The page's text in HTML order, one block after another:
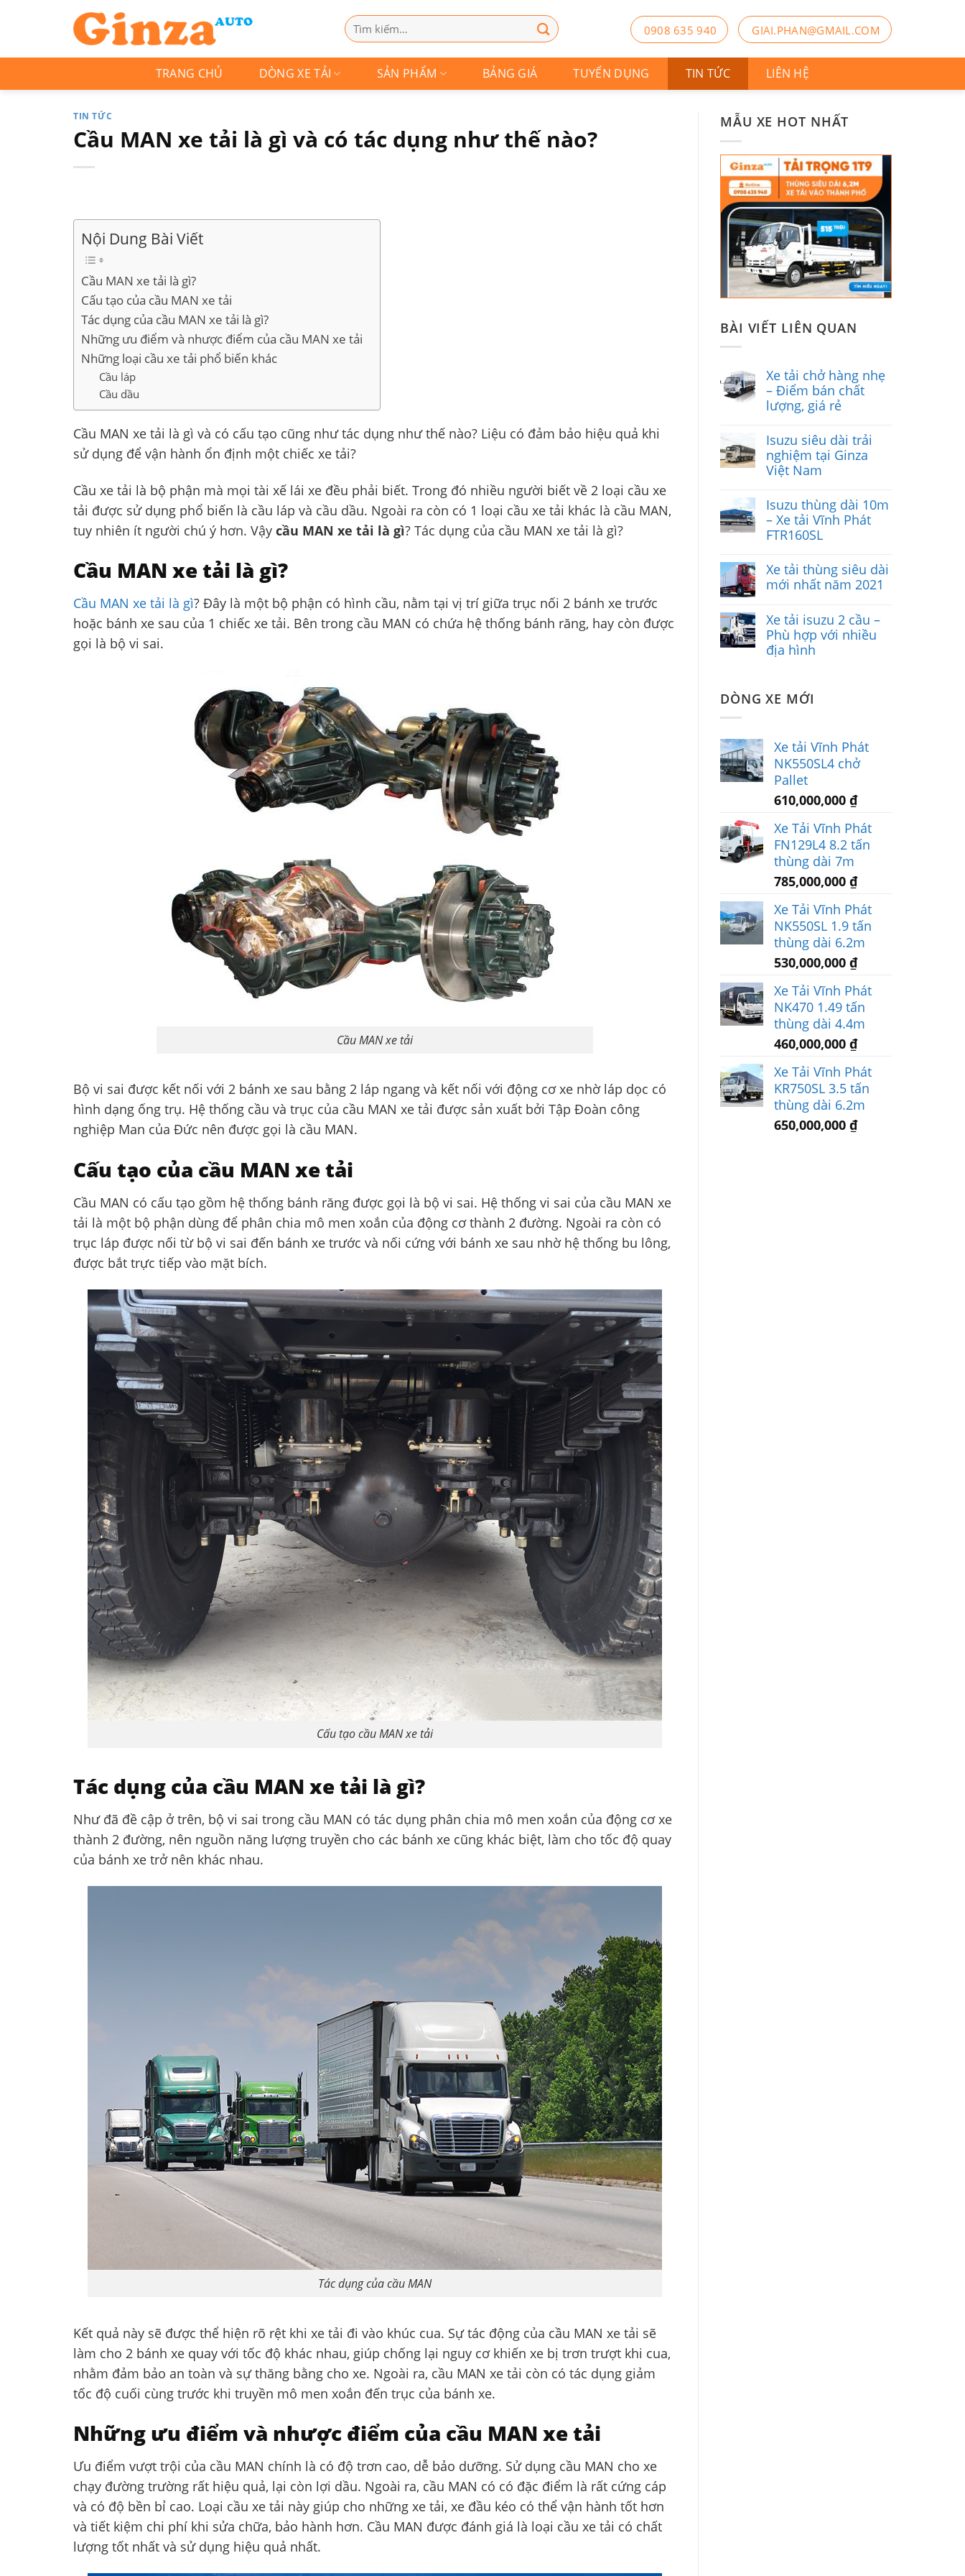
Tìm
kiếm:
0908 635 940 GIAI.PHAN@GMAIL.COM
TRANG CHỦ DÒNG XE TẢI SẢN PHẨM BẢNG GIÁ TUYỂN DỤNG TIN TỨC LIÊN HỆ
TIN TỨC
Cầu MAN xe tải là gì và có tác dụng như thế nào?
Nội Dung Bài Viết
Cầu MAN xe tải là gì?
Cấu tạo của cầu MAN xe tải
Tác dụng của cầu MAN xe tải là gì?
Những ưu điểm và nhược điểm của cầu MAN xe tải
Những loại cầu xe tải phổ biến khác
Cầu láp
Cầu dầu
Cầu MAN xe tải là gì và có cấu tạo cũng như tác dụng như thế nào? Liệu có đảm bảo hiệu quả khi
sử dụng để vận hành ổn định một chiếc xe tải?
Cầu xe tải là bộ phận mà mọi tài xế lái xe đều phải biết. Trong đó nhiều người biết về 2 loại cầu xe
tải được sử dụng phổ biến là cầu láp và cầu dầu. Ngoài ra còn có 1 loại cầu xe tải khác là cầu MAN,
tuy nhiên ít người chú ý hơn. Vậy cầu MAN xe tải là gì? Tác dụng của cầu MAN xe tải là gì?
Cầu MAN xe tải là gì?
Cầu MAN xe tải là gì? Đây là một bộ phận có hình cầu, nằm tại vị trí giữa trục nối 2 bánh xe trước
hoặc bánh xe sau của 1 chiếc xe tải. Bên trong cầu MAN có chứa hệ thống bánh răng, hay còn được
gọi là bộ vi sai.
Cầu MAN xe tải
Bộ vi sai được kết nối với 2 bánh xe sau bằng 2 láp ngang và kết nối với động cơ xe nhờ láp dọc có
hình dạng ống trụ. Hệ thống cầu và trục của cầu MAN xe tải được sản xuất bởi Tập Đoàn công
nghiệp Man của Đức nên được gọi là cầu MAN.
Cấu tạo của cầu MAN xe tải
Cầu MAN có cấu tạo gồm hệ thống bánh răng được gọi là bộ vi sai. Hệ thống vi sai của cầu MAN xe
tải là một bộ phận dùng để phân chia mô men xoắn của động cơ thành 2 đường. Ngoài ra còn có
trục láp được nối từ bộ vi sai đến bánh xe trước và nối cứng với bánh xe sau nhờ hệ thống bu lông,
được bắt trực tiếp vào mặt bích.
Cấu tạo cầu MAN xe tải
Tác dụng của cầu MAN xe tải là gì?
Như đã đề cập ở trên, bộ vi sai trong cầu MAN có tác dụng phân chia mô men xoắn của động cơ xe
thành 2 đường, nên nguồn năng lượng truyền cho các bánh xe cũng khác biệt, làm cho tốc độ quay
của bánh xe trở nên khác nhau.
Tác dụng của cầu MAN
Kết quả này sẽ được thể hiện rõ rệt khi xe tải đi vào khúc cua. Sự tác động của cầu MAN xe tải sẽ
làm cho 2 bánh xe quay với tốc độ khác nhau, giúp chống lại nguy cơ khiến xe bị trơn trượt khi cua,
nhằm đảm bảo an toàn và sự thăng bằng cho xe. Ngoài ra, cầu MAN xe tải còn có tác dụng giảm
tốc độ cuối cùng trước khi truyền mô men xoắn đến trục của bánh xe.
Những ưu điểm và nhược điểm của cầu MAN xe tải
Ưu điểm vượt trội của cầu MAN chính là có độ trơn cao, dễ bảo dưỡng. Sử dụng cầu MAN cho xe
chạy đường trường rất hiệu quả, lại còn lợi dầu. Ngoài ra, cầu MAN có có đặc điểm là rất cứng cáp
và có độ bền bỉ cao. Loại cầu xe tải này giúp cho những xe tải, xe đầu kéo có thể vận hành tốt hơn
và tiết kiệm chi phí khi sửa chữa, bảo hành hơn. Cầu MAN được đánh giá là loại cầu xe tải có chất
lượng tốt nhất và sử dụng hiệu quả nhất.
MẪU XE HOT NHẤT
BÀI VIẾT LIÊN QUAN
Xe tải chở hàng nhẹ
– Điểm bán chất
lượng, giá rẻ
Isuzu siêu dài trải
nghiệm tại Ginza
Việt Nam
Isuzu thùng dài 10m
– Xe tải Vĩnh Phát
FTR160SL
Xe tải thùng siêu dài
mới nhất năm 2021
Xe tải isuzu 2 cầu –
Phù hợp với nhiều
địa hình
DÒNG XE MỚI
Xe tải Vĩnh Phát
NK550SL4 chở
Pallet
610,000,000 ₫
Xe Tải Vĩnh Phát
FN129L4 8.2 tấn
thùng dài 7m
785,000,000 ₫
Xe Tải Vĩnh Phát
NK550SL 1.9 tấn
thùng dài 6.2m
530,000,000 ₫
Xe Tải Vĩnh Phát
NK470 1.49 tấn
thùng dài 4.4m
460,000,000 ₫
Xe Tải Vĩnh Phát
KR750SL 3.5 tấn
thùng dài 6.2m
650,000,000 ₫